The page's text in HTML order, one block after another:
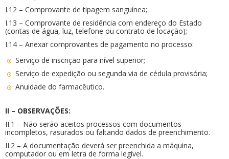
I.12 – Comprovante de tipagem sanguínea;
I.13 – Comprovante de residência com endereço do Estado
(contas de água, luz, telefone ou contrato de locação);
I.14 – Anexar comprovantes de pagamento no processo:
Serviço de inscrição para nível superior;
Serviço de expedição ou segunda via de cédula provisória;
Anuidade do farmacêutico.
II – OBSERVAÇÕES:
II.1 – Não serão aceitos processos com documentos
incompletos, rasurados ou faltando dados de preenchimento.
II.2 – A documentação deverá ser preenchida a máquina,
computador ou em letra de forma legível.